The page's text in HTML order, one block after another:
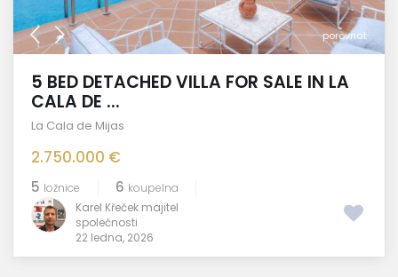
porovnat
5 BED DETACHED VILLA FOR SALE IN LA
CALA DE ...
La Cala de Mijas
2.750.000 €
5 ložnice 6 koupelna
Karel Křeček majitel
společnosti
22 ledna, 2026